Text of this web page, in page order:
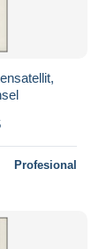
Profesional